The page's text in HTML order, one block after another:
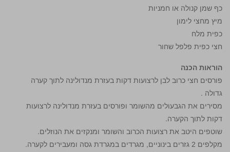
כף שמן קנולה או חמניות
מיץ מחצי לימון
כפית מלח
חצי כפית פלפל שחור
הוראות הכנה
פורסים חצי כרוב לבן לרצועות דקות בעזרת מנדולינה לתוך קערה
גדולה .
מסירים את הגבעולים מהשומר ופורסים בעזרת מנדולינה לרצועות
דקות לתוך הקערה.
שוטפים היטב את רצועות הכרוב והשומר ומנקזים את הנוזלים.
מקלפים 2 גזרים בינוניים, מגרדים במגרדת גסה ומעבירים לקערה.